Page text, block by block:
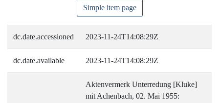
Simple item page
dc.date.accessioned 2023-11-24T14:08:29Z
dc.date.available 2023-11-24T14:08:29Z
Aktenvermerk Unterredung [Kluke]
mit Achenbach, 02. Mai 1955: